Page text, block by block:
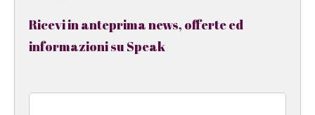
Ricevi in anteprima news, offerte ed
informazioni su Speak